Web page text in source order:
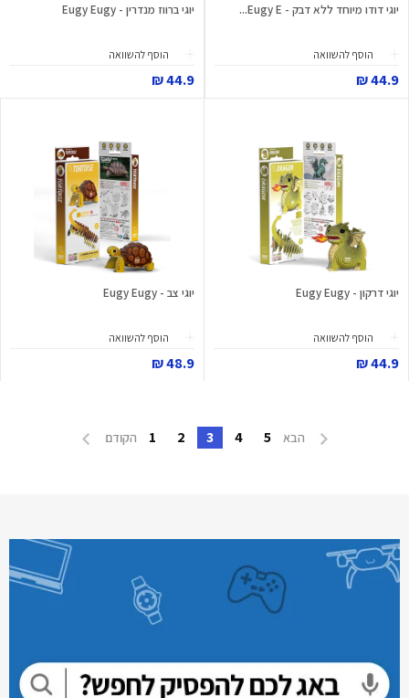
יוגי דודו מיוחד ללא דבק - Eugy E...
הוסף להשוואה
44.9 ₪
יוגי ברווז מנדרין - Eugy Eugy
הוסף להשוואה
44.9 ₪
יוגי דרקון - Eugy Eugy
הוסף להשוואה
44.9 ₪
יוגי צב - Eugy Eugy
הוסף להשוואה
48.9 ₪
הבא 5
4
3
2
1 הקודם